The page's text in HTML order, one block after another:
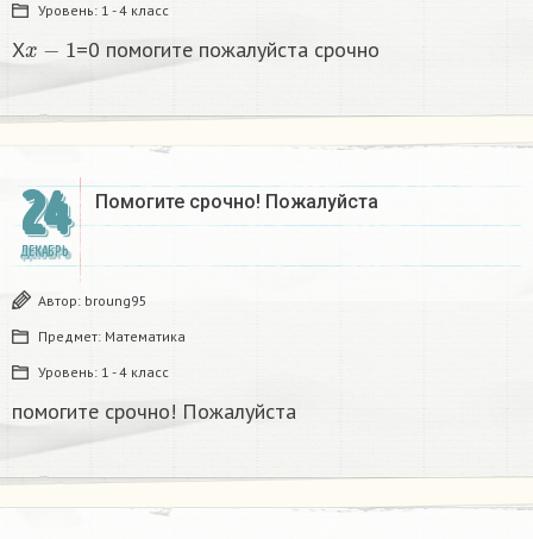
Уровень: 1 - 4 класс
X =0 помогите пожалуйста срочно
24
ДЕКАБРЬ
Помогите срочно! Пожалуйста
Автор: broung95
Предмет: Математика
Уровень: 1 - 4 класс
помогите срочно! Пожалуйста